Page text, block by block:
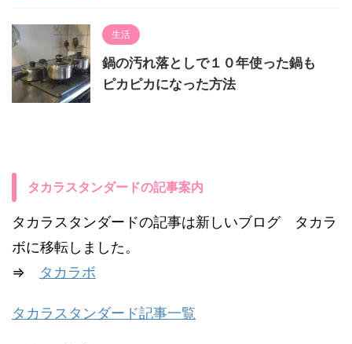
生活
鍋の汚れ落としで１０年使った鍋も
ピカピカになった方法
タカラスタンダードの記事案内
タカラスタンダードの記事は新しいブログ タカラ
ボに移転しました。
⇒ タカラボ
タカラスタンダード記事一覧